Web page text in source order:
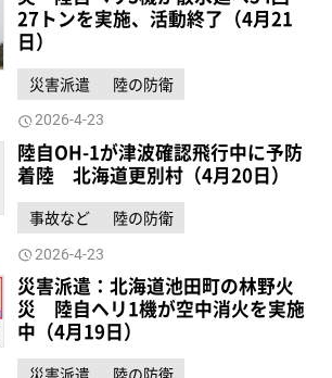
27トンを実施、活動終了（4月21
日）
災害派遣 陸の防衛
2026-4-23
陸自OH-1が津波確認飛行中に予防
着陸 北海道更別村（4月20日）
事故など 陸の防衛
2026-4-23
災害派遣：北海道池田町の林野火
災 陸自ヘリ1機が空中消火を実施
中（4月19日）